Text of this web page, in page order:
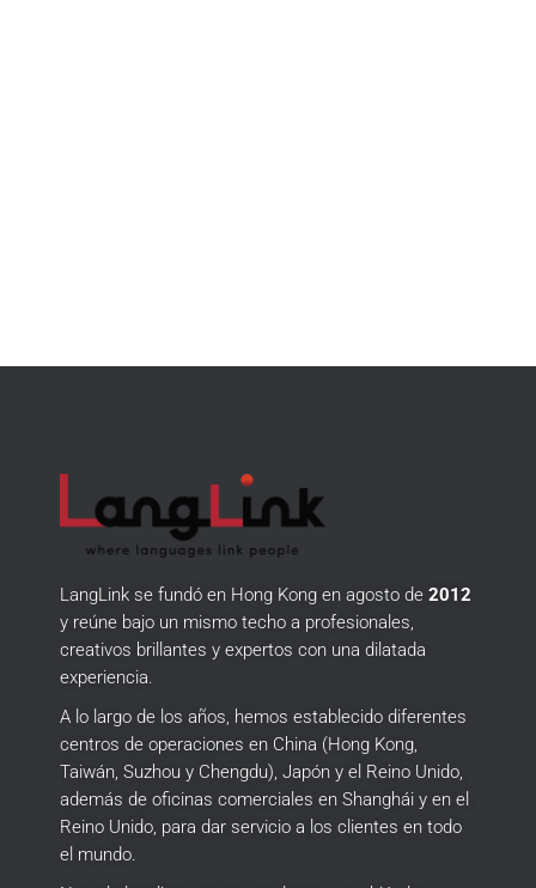
LangLink se fundó en Hong Kong en agosto de 2012
y reúne bajo un mismo techo a profesionales,
creativos brillantes y expertos con una dilatada
experiencia.
A lo largo de los años, hemos establecido diferentes
centros de operaciones en China (Hong Kong,
Taiwán, Suzhou y Chengdu), Japón y el Reino Unido,
además de oficinas comerciales en Shanghái y en el
Reino Unido, para dar servicio a los clientes en todo
el mundo.